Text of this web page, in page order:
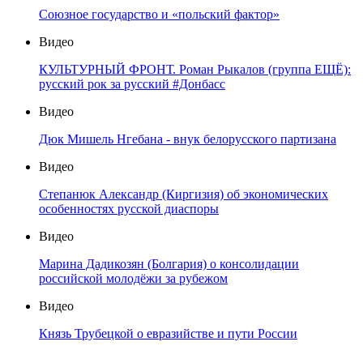
Союзное государство и «польский фактор»
Видео
КУЛЬТУРНЫЙ ФРОНТ. Роман Рыкалов (группа ЕЩЁ):
русский рок за русский #Донбасс
Видео
Дюк Мишель Нгебана - внук белорусского партизана
Видео
Степанюк Александр (Киргизия) об экономических
особенностях русской диаспоры
Видео
Марина Дадикозян (Болгария) о консолидации
российской молодёжи за рубежом
Видео
Князь Трубецкой о евразийстве и пути России